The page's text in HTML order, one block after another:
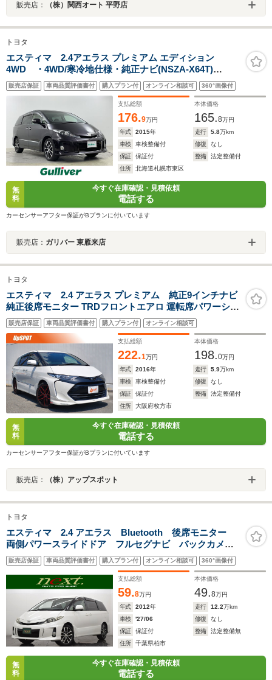
販売店： （株）関西オート 平野店
トヨタ
エスティマ 2.4アエラス プレミアム エディション
4WD ・4WD/寒冷地仕様・純正ナビ(NSZA-X64T)
(CD/DVD/BT/フルセグTV)・両側パワースライドドア・パ
ワーシート(運転席)・ワイパーデアイサ―・純正ビルトイ
販売店保証 車両品質評価書付 購入プラン付 オンライン相談可 360°画像付
支払総額
176.9万円
本体価格
165.8万円
年式
2015年 走行 5.8万km
車検
車検整備付 修復
なし
保証
保証付 整備
法定整備付
住所
北海道札幌市東区
無
料
今すぐ在庫確認・見積依頼
電話する
カーセンサーアフター保証がBプランに付いています
販売店： ガリバー 東雁来店
トヨタ
エスティマ 2.4 アエラス プレミアム 純正9インチナビ
純正後席モニター TRDフロントエアロ 運転席パワーシー
ト トヨタセーフティセンス 前後ドラレコ 両側パワースラ
イドドア クルーズコントロール LEDヘッドライト ETC
19インチAW スペアキー
販売店保証 車両品質評価書付 購入プラン付 オンライン相談可
支払総額
222.1万円
本体価格
198.0万円
年式
2016年 走行 5.9万km
車検
車検整備付 修復
なし
保証
保証付 整備
法定整備付
住所
大阪府枚方市
無
料
今すぐ在庫確認・見積依頼
電話する
カーセンサーアフター保証がBプランに付いています
販売店： （株）アップスポット
トヨタ
エスティマ 2.4 アエラス Bluetooth 後席モニター
両側パワースライドドア フルセグナビ バックカメ
ラ クルーズコントロール デュアルオートエアコン
ETC マニュアルモード スマートキー HID オートラ
販売店保証 車両品質評価書付 購入プラン付 オンライン相談可 360°画像付
支払総額
59.8万円
本体価格
49.8万円
年式
2012年 走行 12.2万km
車検
'27/06 修復
なし
保証
保証付 整備
法定整備無
住所
千葉県柏市
無
料
今すぐ在庫確認・見積依頼
電話する